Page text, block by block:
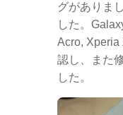
グがありま
した。
Acro, Xperia
認し、また
した。